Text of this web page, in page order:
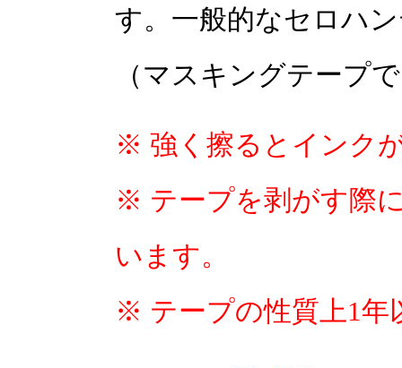
す。一般的なセロハ
（マスキングテープ
※ 強く擦るとインク
※ テープを剥がす際
います。
※ テープの性質上1年